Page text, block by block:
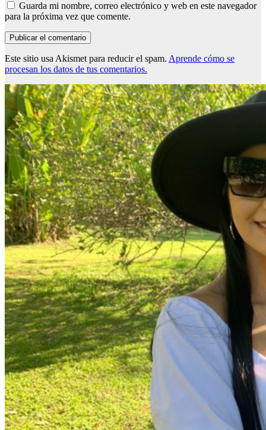
Guarda mi nombre, correo electrónico y web en este navegador
para la próxima vez que comente.
Este sitio usa Akismet para reducir el spam. Aprende cómo se
procesan los datos de tus comentarios.